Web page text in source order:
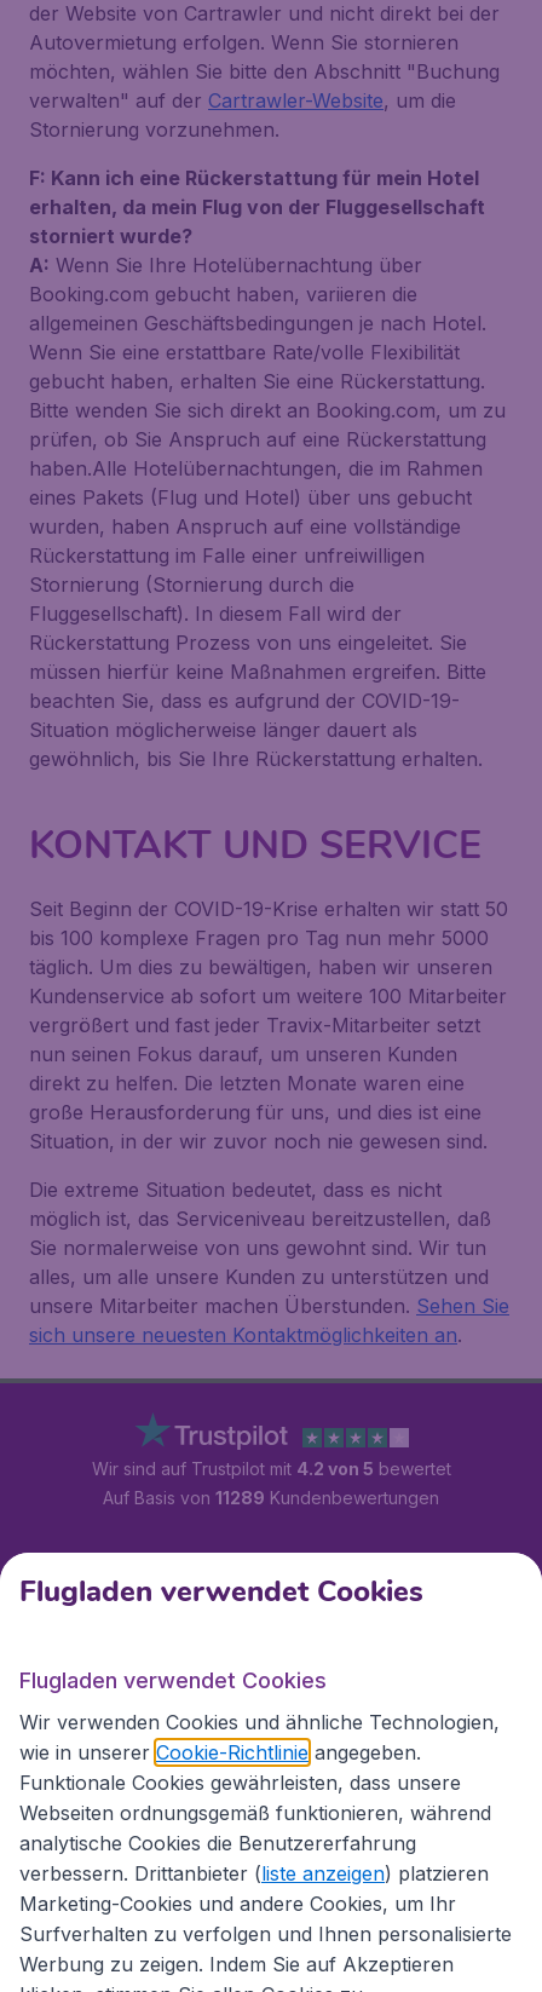
der Website von Cartrawler und nicht direkt bei der
Autovermietung erfolgen. Wenn Sie stornieren
möchten, wählen Sie bitte den Abschnitt "Buchung
verwalten" auf der Cartrawler-Website, um die
Stornierung vorzunehmen.
F: Kann ich eine Rückerstattung für mein Hotel
erhalten, da mein Flug von der Fluggesellschaft
storniert wurde?
A: Wenn Sie Ihre Hotelübernachtung über
Booking.com gebucht haben, variieren die
allgemeinen Geschäftsbedingungen je nach Hotel.
Wenn Sie eine erstattbare Rate/volle Flexibilität
gebucht haben, erhalten Sie eine Rückerstattung.
Bitte wenden Sie sich direkt an Booking.com, um zu
prüfen, ob Sie Anspruch auf eine Rückerstattung
haben.Alle Hotelübernachtungen, die im Rahmen
eines Pakets (Flug und Hotel) über uns gebucht
wurden, haben Anspruch auf eine vollständige
Rückerstattung im Falle einer unfreiwilligen
Stornierung (Stornierung durch die
Fluggesellschaft). In diesem Fall wird der
Rückerstattung Prozess von uns eingeleitet. Sie
müssen hierfür keine Maßnahmen ergreifen. Bitte
beachten Sie, dass es aufgrund der COVID-19-
Situation möglicherweise länger dauert als
gewöhnlich, bis Sie Ihre Rückerstattung erhalten.
KONTAKT UND SERVICE
Seit Beginn der COVID-19-Krise erhalten wir statt 50
bis 100 komplexe Fragen pro Tag nun mehr 5000
täglich. Um dies zu bewältigen, haben wir unseren
Kundenservice ab sofort um weitere 100 Mitarbeiter
vergrößert und fast jeder Travix-Mitarbeiter setzt
nun seinen Fokus darauf, um unseren Kunden
direkt zu helfen. Die letzten Monate waren eine
große Herausforderung für uns, und dies ist eine
Situation, in der wir zuvor noch nie gewesen sind.
Die extreme Situation bedeutet, dass es nicht
möglich ist, das Serviceniveau bereitzustellen, daß
Sie normalerweise von uns gewohnt sind. Wir tun
alles, um alle unsere Kunden zu unterstützen und
unsere Mitarbeiter machen Überstunden. Sehen Sie
sich unsere neuesten Kontaktmöglichkeiten an.
Wir sind auf Trustpilot mit 4.2 von 5 bewertet
Auf Basis von 11289 Kundenbewertungen
Kundenservice
Flugladen.at
Internationale Webseiten
Flugladen verwendet Cookies
Flugladen verwendet Cookies
Wir verwenden Cookies und ähnliche Technologien,
wie in unserer Cookie-Richtlinie angegeben.
Funktionale Cookies gewährleisten, dass unsere
Webseiten ordnungsgemäß funktionieren, während
analytische Cookies die Benutzererfahrung
verbessern. Drittanbieter (liste anzeigen) platzieren
Marketing-Cookies und andere Cookies, um Ihr
Surfverhalten zu verfolgen und Ihnen personalisierte
Werbung zu zeigen. Indem Sie auf Akzeptieren